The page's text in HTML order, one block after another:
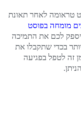
טראומה לאחר תאונת
מומחה בפוסט
לכם את התמיכה
בכדי שתקבלו את
זה לטפל בפגיעה